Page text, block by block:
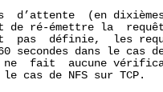
d’attente  (en
de ré-émettre la
pas  définie,  les
secondes dans le cas
fait  aucune
cas de NFS sur TCP.